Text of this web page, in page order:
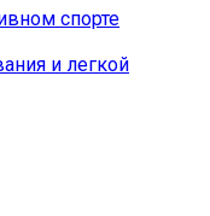
спорте
и легкой